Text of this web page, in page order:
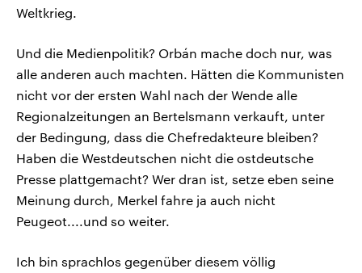
Weltkrieg.
Und die Medienpolitik? Orbán mache doch nur, was
alle anderen auch machten. Hätten die Kommunisten
nicht vor der ersten Wahl nach der Wende alle
Regionalzeitungen an Bertelsmann verkauft, unter
der Bedingung, dass die Chefredakteure bleiben?
Haben die Westdeutschen nicht die ostdeutsche
Presse plattgemacht? Wer dran ist, setze eben seine
Meinung durch, Merkel fahre ja auch nicht
Peugeot....und so weiter.
Ich bin sprachlos gegenüber diesem völlig